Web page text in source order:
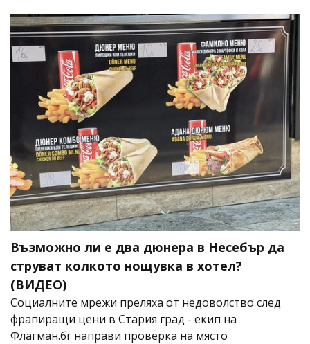
Възможно ли е два дюнера в Несебър да
струват колкото нощувка в хотел?
(ВИДЕО)
Социалните мрежи преляха от недоволство след
фрапиращи цени в Стария град - екип на
Флагман.бг направи проверка на място